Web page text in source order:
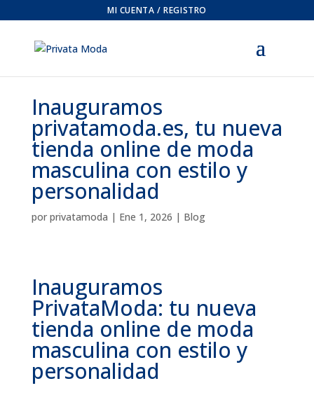
MI CUENTA / REGISTRO
Inauguramos
privatamoda.es, tu nueva
tienda online de moda
masculina con estilo y
personalidad
por privatamoda | Ene 1, 2026 | Blog
Inauguramos
PrivataModa: tu nueva
tienda online de moda
masculina con estilo y
personalidad